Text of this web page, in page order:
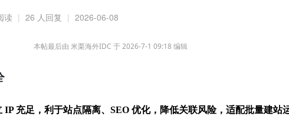
读 | 26 人回复 | 2026-06-08
本帖最后由 米栗海外IDC 于 2026-7-1 09:18 编辑
IP 充足，利于站点隔离、SEO 优化，降低关联风险，适配批量建站